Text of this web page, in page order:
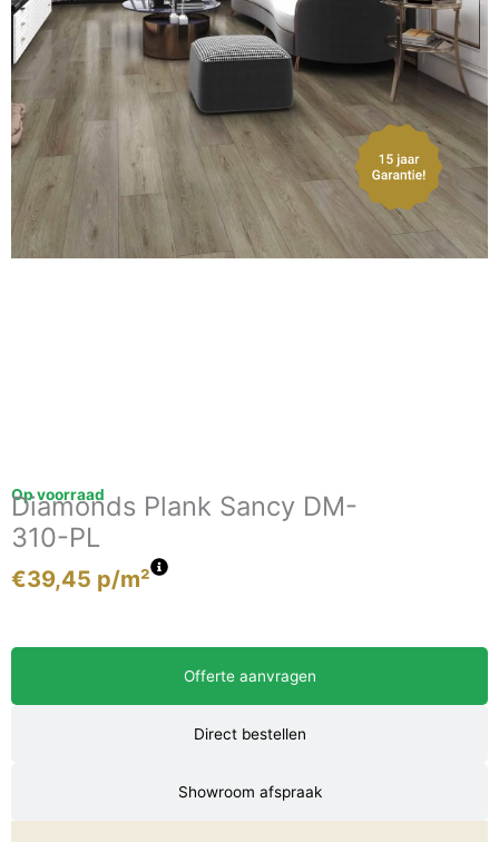
Op voorraad
Diamonds Plank Sancy DM-
310-PL
€39,45 p/m²
Offerte aanvragen
Direct bestellen
Showroom afspraak